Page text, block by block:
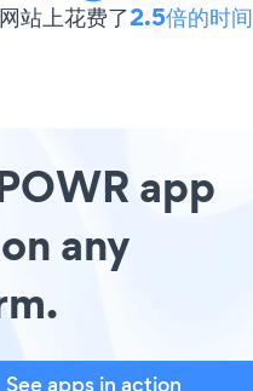
站上花费了2.5倍的时间
app
any
See apps in action